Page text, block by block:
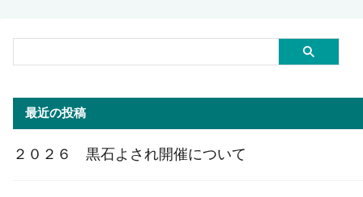
最近の投稿
２０２６ 黒石よされ開催について